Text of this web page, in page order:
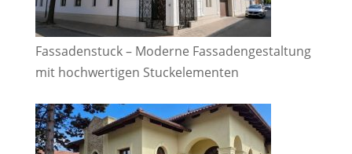
Fassadenstuck – Moderne Fassadengestaltung
mit hochwertigen Stuckelementen